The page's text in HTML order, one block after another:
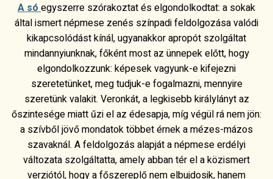
A sóegyszerre szórakoztat és elgondolkodtat: a sokak
által ismert népmese zenés színpadi feldolgozása valódi
kikapcsolódást kínál, ugyanakkor apropót szolgáltat
mindannyiunknak, főként most az ünnepek előtt, hogy
elgondolkozzunk: képesek vagyunk-e kifejezni
szeretetünket, meg tudjuk-e fogalmazni, mennyire
szeretünk valakit. Veronkát, a legkisebb királylányt az
őszintesége miatt űzi el az édesapja, míg végül rá nem jön:
a szívből jövő mondatok többet érnek a mézes-mázos
szavaknál. A feldolgozás alapját a népmese erdélyi
változata szolgáltatta, amely abban tér el a közismert
verziótól, hogy a főszereplő nem elbujdosik, hanem